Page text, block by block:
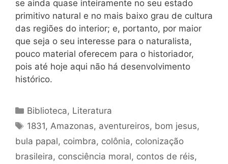
se ainda quase inteiramente no seu estado
primitivo natural e no mais baixo grau de cultura
das regiões do interior; e, portanto, por maior
que seja o seu interesse para o naturalista,
pouco material oferecem para o historiador,
pois até hoje aqui não há desenvolvimento
histórico.
Categorias
Biblioteca, Literatura
Tags
1831, Amazonas, aventureiros, bom jesus,
bula papal, coimbra, colônia, colonização
brasileira, consciência moral, contos de réis,